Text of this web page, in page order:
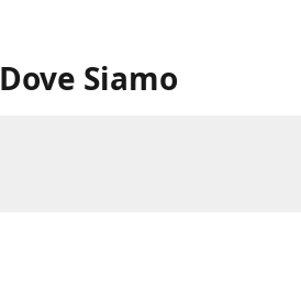
Dove Siamo